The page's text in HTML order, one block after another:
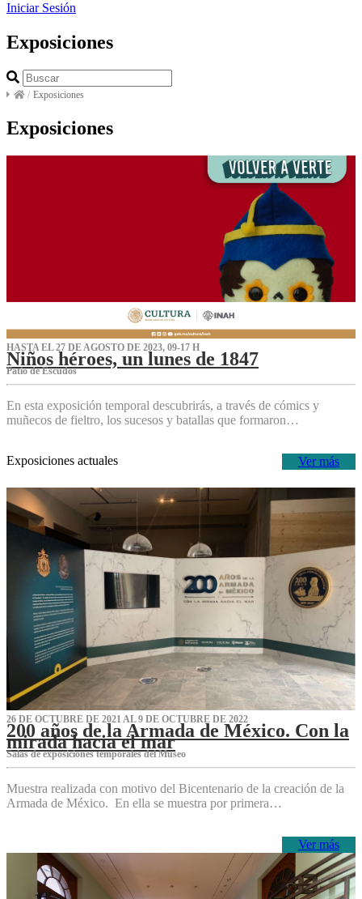
Iniciar Sesión
Exposiciones
/ Exposiciones
Exposiciones
HASTA EL 27 DE AGOSTO DE 2023, 09-17 H
Niños héroes, un lunes de 1847
Patio de Escudos
En esta exposición temporal descubrirás, a través de cómics y
muñecos de fieltro, los sucesos y batallas que formaron…
Ver más
Exposiciones actuales
26 DE OCTUBRE DE 2021 AL 9 DE OCTUBRE DE 2022
200 años de la Armada de México. Con la
mirada hacia el mar
Salas de exposiciones temporales del Museo‌
Muestra realizada con motivo del Bicentenario de la creación de la
Armada de México. En ella se muestra por primera…
Ver más